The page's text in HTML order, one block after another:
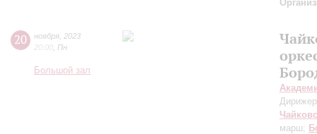
20 ноября 2023
20:00 Пн
Большой зал
марш;